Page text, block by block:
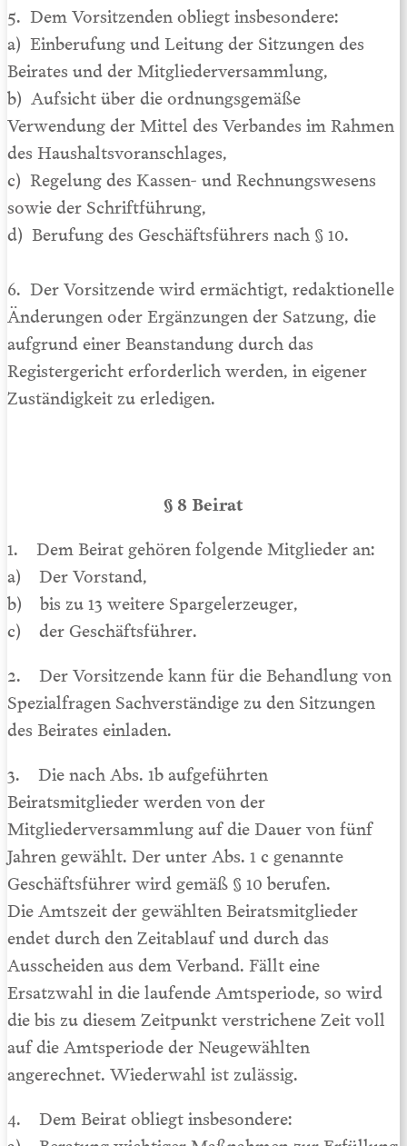
5. Dem Vorsitzenden obliegt insbesondere:
a) Einberufung und Leitung der Sitzungen des
Beirates und der Mitgliederversammlung,
b) Aufsicht über die ordnungsgemäße
Verwendung der Mittel des Verbandes im Rahmen
des Haushaltsvoranschlages,
c) Regelung des Kassen- und Rechnungswesens
sowie der Schriftführung,
d) Berufung des Geschäftsführers nach § 10.
6. Der Vorsitzende wird ermächtigt, redaktionelle
Änderungen oder Ergänzungen der Satzung, die
aufgrund einer Beanstandung durch das
Registergericht erforderlich werden, in eigener
Zuständigkeit zu erledigen.
§ 8 Beirat
1. Dem Beirat gehören folgende Mitglieder an:
a) Der Vorstand,
b) bis zu 13 weitere Spargelerzeuger,
c) der Geschäftsführer.
2. Der Vorsitzende kann für die Behandlung von
Spezialfragen Sachverständige zu den Sitzungen
des Beirates einladen.
3. Die nach Abs. 1b aufgeführten
Beiratsmitglieder werden von der
Mitgliederversammlung auf die Dauer von fünf
Jahren gewählt. Der unter Abs. 1 c genannte
Geschäftsführer wird gemäß § 10 berufen.
Die Amtszeit der gewählten Beiratsmitglieder
endet durch den Zeitablauf und durch das
Ausscheiden aus dem Verband. Fällt eine
Ersatzwahl in die laufende Amtsperiode, so wird
die bis zu diesem Zeitpunkt verstrichene Zeit voll
auf die Amtsperiode der Neugewählten
angerechnet. Wiederwahl ist zulässig.
4. Dem Beirat obliegt insbesondere: